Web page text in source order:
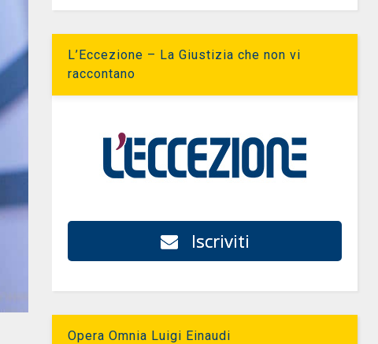
L’Eccezione – La Giustizia che non vi
raccontano
Iscriviti
Opera Omnia Luigi Einaudi